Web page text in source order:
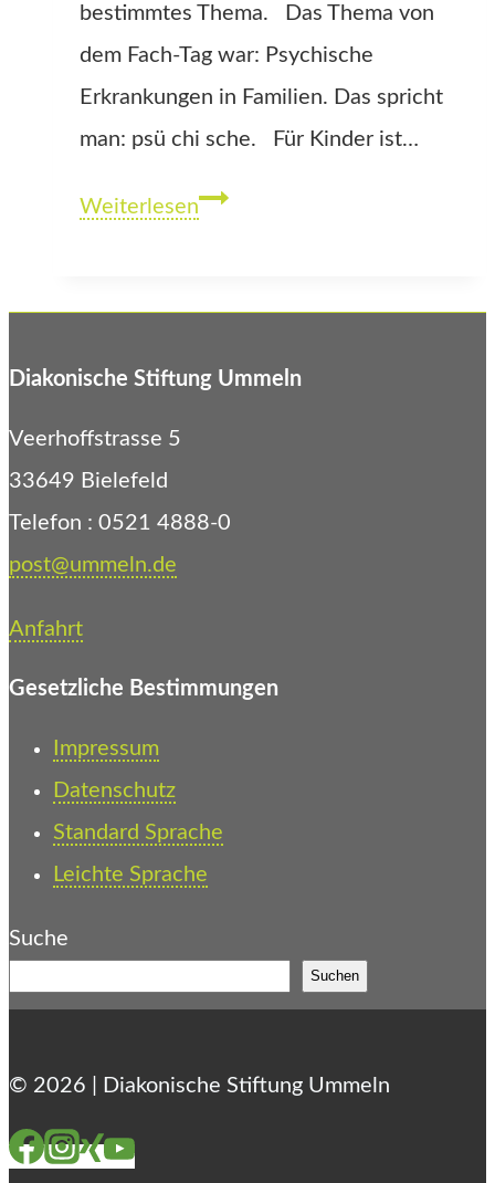
bestimmtes Thema. Das Thema von
dem Fach-Tag war: Psychische
Erkrankungen in Familien. Das spricht
man: psü chi sche. Für Kinder ist…
WeiterlesenViele
Fach-
Diakonische Stiftung Ummeln
Veerhoffstrasse 5
33649 Bielefeld
Telefon : 0521 4888-0
post@ummeln.de
Anfahrt
Gesetzliche Bestimmungen
Impressum
Datenschutz
Standard Sprache
Leichte Sprache
Suche
Suchen
© 2026 | Diakonische Stiftung Ummeln